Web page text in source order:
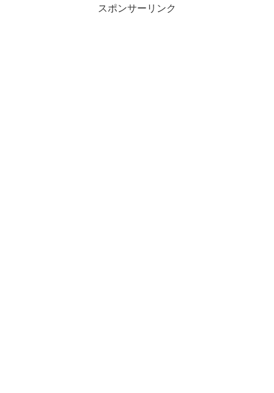
スポンサーリンク